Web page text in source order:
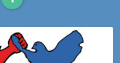
Read